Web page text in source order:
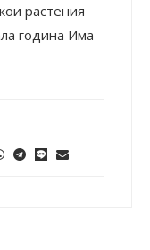
растения
година Има